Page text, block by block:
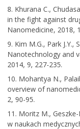
8. Khurana C.,
in the fight against
Nanomedicine, 2018,
9. Kim M.G., Park J.Y.,
Nanotechnology and
2014, 9, 227-235.
10. Mohantya N.,
overview of
2, 90-95.
11. Moritz M.,
w naukach